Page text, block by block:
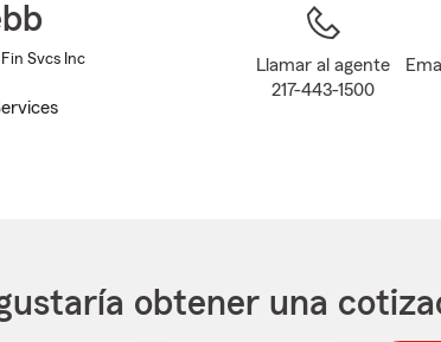
Svcs Inc
Llamar al agente
217-443-1500
obtener una